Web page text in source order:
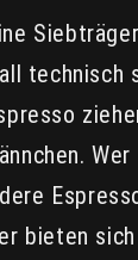
technisch
bieten